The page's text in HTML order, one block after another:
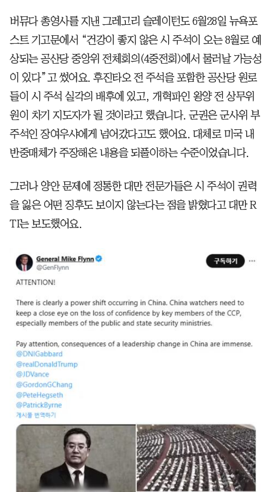
버뮤다 총영사를 지낸 그레고리 슬레이턴도 6월28일 뉴욕포
스트 기고문에서 “건강이 좋지 않은 시 주석이 오는 8월로 예
상되는 공산당 중앙위 전체회의(4중전회)에서 물러날 가능성
이 있다”고 썼어요. 후진타오 전 주석을 포함한 공산당 원로
들이 시 주석 실각의 배후에 있고, 개혁파인 왕양 전 상무위
원이 차기 지도자가 될 것이라고 했습니다. 군권은 군사위 부
주석인 장여우샤에게 넘어갔다고도 했어요. 대체로 미국 내
반중매체가 주장해온 내용을 되풀이하는 수준이었습니다.
그러나 양안 문제에 정통한 대만 전문가들은 시 주석이 권력
을 잃은 어떤 징후도 보이지 않는다는 점을 밝혔다고 대만 R
TI는 보도했어요.